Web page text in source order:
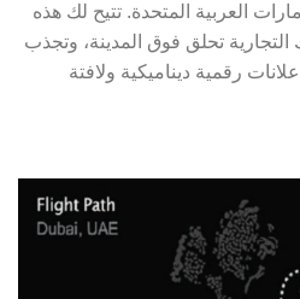
العربية المتحدة. تتيح لك هذه
تحلق فوق المدينة، وتجذب
رقمية ديناميكية ولافتة